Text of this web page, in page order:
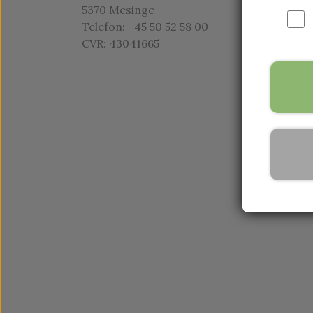
5370 Mesinge
Telefon: +45 50 52 58 00
CVR: 43041665